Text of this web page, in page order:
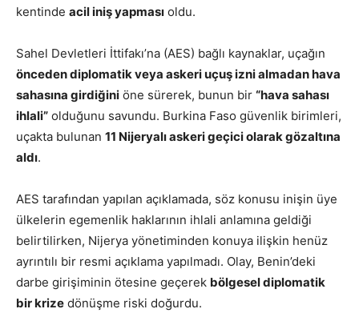
kentinde acil iniş yapması oldu.
Sahel Devletleri İttifakı’na (AES) bağlı kaynaklar, uçağın
önceden diplomatik veya askeri uçuş izni almadan hava
sahasına girdiğini öne sürerek, bunun bir “hava sahası
ihlali” olduğunu savundu. Burkina Faso güvenlik birimleri,
uçakta bulunan 11 Nijeryalı askeri geçici olarak gözaltına
aldı.
AES tarafından yapılan açıklamada, söz konusu inişin üye
ülkelerin egemenlik haklarının ihlali anlamına geldiği
belirtilirken, Nijerya yönetiminden konuya ilişkin henüz
ayrıntılı bir resmi açıklama yapılmadı. Olay, Benin’deki
darbe girişiminin ötesine geçerek bölgesel diplomatik
bir krize dönüşme riski doğurdu.